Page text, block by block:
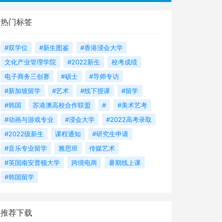
热门标签
#双学位 #新生图鉴
#香港浸会大学
文化产业管理学院
#2022新生
校考成绩
电子商务三创赛
#硕士
#导师专访
#新加坡留学
#艺术 #线下授课
#留学
#韩国
苏港澳高校合作联盟 #
#美术艺考
#动画与游戏专业
#浸会大学
#2022高考录取
#2022级新生
课程通知
#研究生申请
#音乐专业留学
雅思班
传媒艺术
#英国南安普顿大学
跨境电商
暑期线上课
#韩国留学
推荐下载